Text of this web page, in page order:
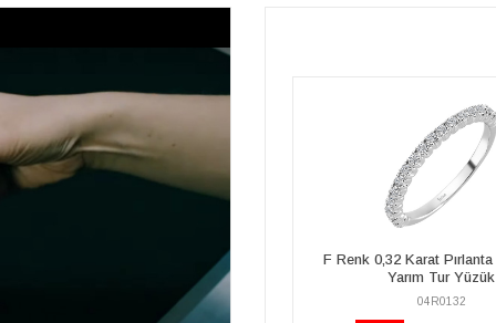
F Renk 0,32 Karat Pırlanta Taşlı İnce
Yakut Taşlı Yarım Tur
04R0133